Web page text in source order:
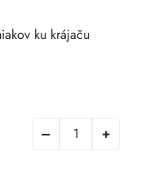
ku krájaču